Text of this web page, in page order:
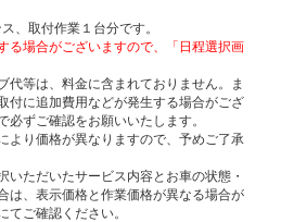
、取付作業１台分です。
る場合がございますので、「日程選択画
等は、料金に含まれておりません。ま
付に追加費用などが発生する場合がござ
必ずご確認をお願いいたします。
より価格が異なりますので、予めご了承
ただいたサービス内容とお車の状態・
は、表示価格と作業価格が異なる場合が
てご確認ください。